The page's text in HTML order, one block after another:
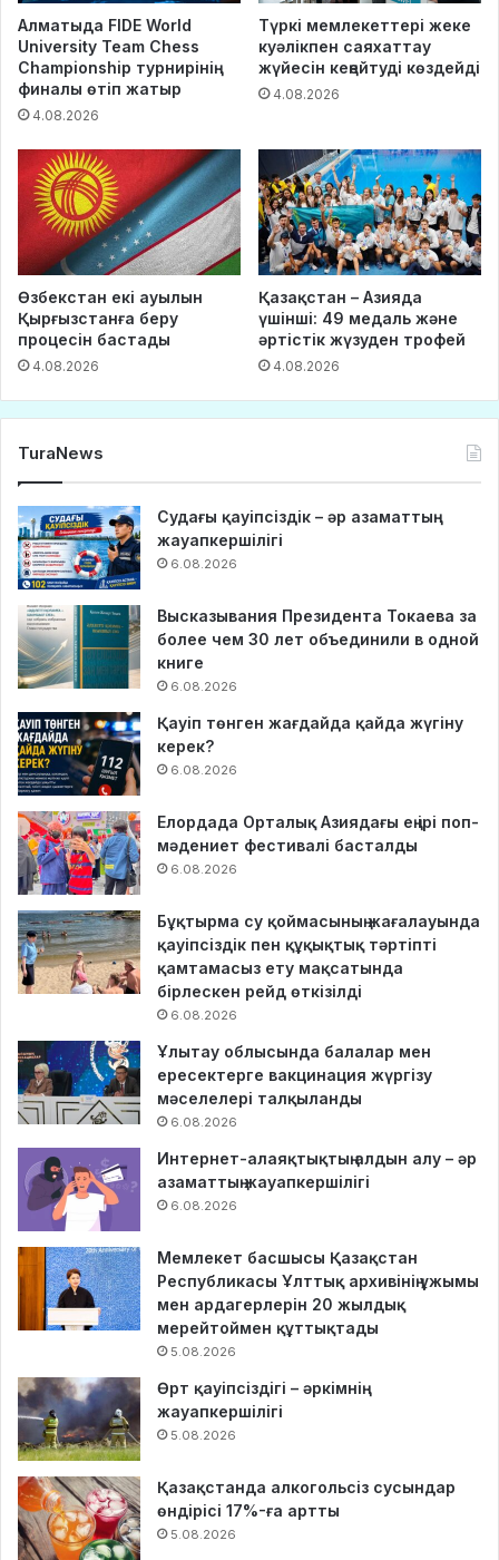
Алматыда FIDE World
University Team Chess
Championship турнирінің
финалы өтіп жатыр
4.08.2026
Түркі мемлекеттері жеке
куәлікпен саяхаттау
жүйесін кеңейтуді көздейді
4.08.2026
Өзбекстан екі ауылын
Қырғызстанға беру
процесін бастады
4.08.2026
Қазақстан – Азияда
үшінші: 49 медаль және
әртістік жүзуден трофей
4.08.2026
TuraNews
Судағы қауіпсіздік – әр азаматтың
жауапкершілігі
6.08.2026
Высказывания Президента Токаева за
более чем 30 лет объединили в одной
книге
6.08.2026
Қауіп төнген жағдайда қайда жүгіну
керек?
6.08.2026
Елордада Орталық Азиядағы ең ірі поп-
мәдениет фестивалі басталды
6.08.2026
Бұқтырма су қоймасының жағалауында
қауіпсіздік пен құқықтық тәртіпті
қамтамасыз ету мақсатында
бірлескен рейд өткізілді
6.08.2026
Ұлытау облысында балалар мен
ересектерге вакцинация жүргізу
мәселелері талқыланды
6.08.2026
Интернет-алаяқтықтың алдын алу – әр
азаматтың жауапкершілігі
6.08.2026
Мемлекет басшысы Қазақстан
Республикасы Ұлттық архивінің ұжымы
мен ардагерлерін 20 жылдық
мерейтоймен құттықтады
5.08.2026
Өрт қауіпсіздігі – әркімнің
жауапкершілігі
5.08.2026
Қазақстанда алкогольсіз сусындар
өндірісі 17%-ға артты
5.08.2026